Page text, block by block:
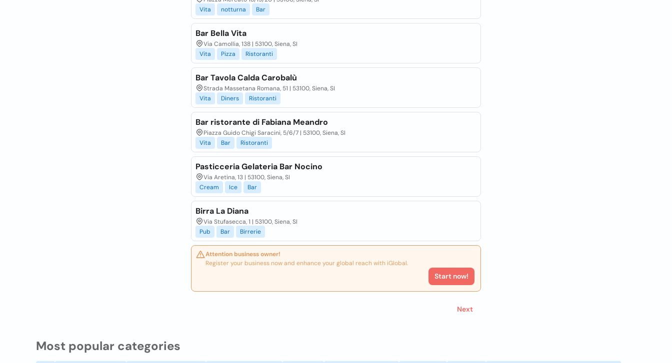
Vita
notturna Bar
Bar Bella Vita
Via Camollia, 138 | 53100, Siena, SI
Vita
Pizza Ristoranti
Bar Tavola Calda Carobalù
Strada Massetana Romana, 51 | 53100, Siena, SI
Vita
Diners Ristoranti
Bar ristorante di Fabiana Meandro
Piazza Guido Chigi Saracini, 5/6/7 | 53100, Siena, SI
Vita
Bar Ristoranti
Pasticceria Gelateria Bar Nocino
Via Aretina, 13 | 53100, Siena, SI
Cream
Ice Bar
Birra La Diana
Via Stufasecca, 1 | 53100, Siena, SI
Pub
Bar Birrerie
Attention business owner!
Register your business now and enhance your global reach with iGlobal.
Start now!
Next
Most popular categories